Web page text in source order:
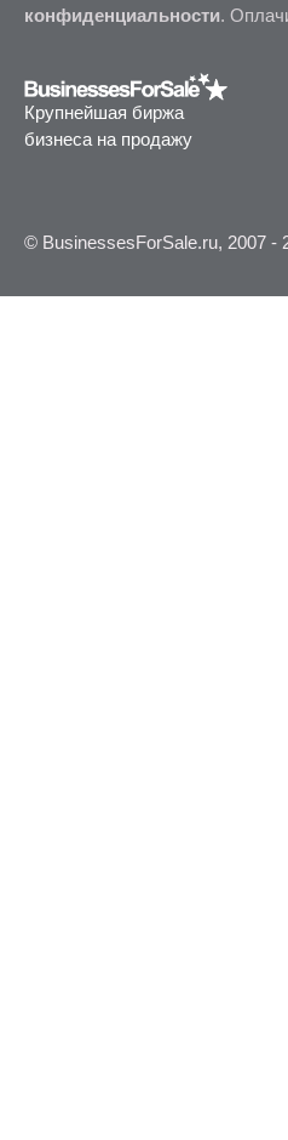
конфиденциальности.
Крупнейшая биржа
бизнеса на продажу
© BusinessesForSale.ru, 2007 -